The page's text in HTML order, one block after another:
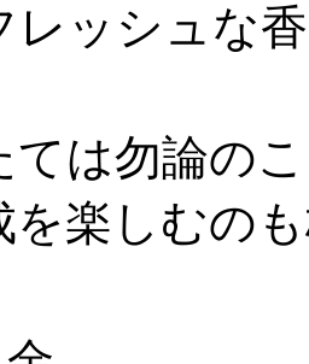
レッシュな
は勿論の
を楽しむの